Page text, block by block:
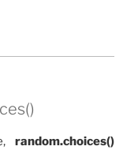
random.choices()